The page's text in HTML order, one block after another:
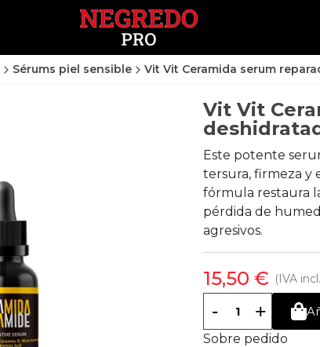
Sérums piel sensible Vit Vit Ceramida serum
Vit Vit
Este potente
tersura, firmeza y
fórmula restaura
pérdida de
agresivos.
15,50 € (IVA
- +
Sobre pedido